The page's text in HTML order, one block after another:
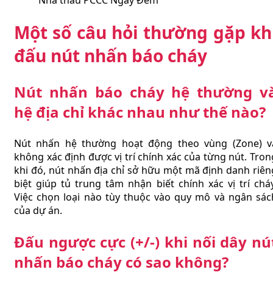
Một số câu hỏi thường gặp
đấu nút nhấn báo cháy
Nút nhấn báo cháy hệ thường
hệ địa chỉ khác nhau như thế nào?
Nút nhấn hệ thường hoạt động theo vùng (Zone)
không xác định được vị trí chính xác của từng nút.
khi đó, nút nhấn địa chỉ sở hữu một mã định danh
biệt giúp tủ trung tâm nhận biết chính xác vị trí
Việc chọn loại nào tùy thuộc vào quy mô và ngân
của dự án.
Đấu ngược cực (+/-) khi nối dây
nhấn báo cháy có sao không?